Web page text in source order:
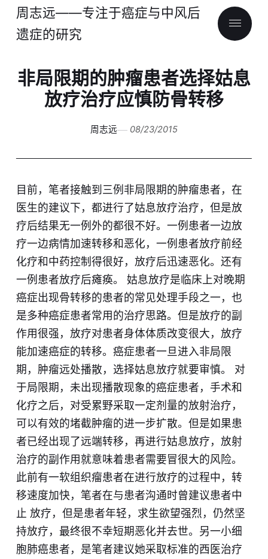
周志远——专注于癌症与中风后
遗症的研究
非局限期的肿瘤患者选择姑息
放疗治疗应慎防骨转移
周志远 08/23/2015
目前，笔者接触到三例非局限期的肿瘤患者，在
医生的建议下，都进行了姑息放疗治疗，但是放
疗后结果无一例外的都很不好。一例患者一边放
疗一边病情加速转移和恶化，一例患者放疗前经
化疗和中药控制得很好，放疗后迅速恶化。还有
一例患者放疗后瘫痪。 姑息放疗是临床上对晚期
癌症出现骨转移的患者的常见处理手段之一，也
是多种癌症患者常用的治疗思路。但是放疗的副
作用很强，放疗对患者身体体质改变很大，放疗
能加速癌症的转移。癌症患者一旦进入非局限
期，肿瘤远处播散，选择姑息放疗就要审慎。 对
于局限期，未出现播散现象的癌症患者，手术和
化疗之后，对受累野采取一定剂量的放射治疗，
可以有效的堵截肿瘤的进一步扩散。但是如果患
者已经出现了远端转移，再进行姑息放疗，放射
治疗的副作用就意味着患者需要冒很大的风险。
此前有一软组织瘤患者在进行放疗的过程中，转
移速度加快，笔者在与患者沟通时曾建议患者中
止 放疗，但是患者年轻，求生欲望强烈，仍然坚
持放疗，最终很不幸短期恶化并去世。另一小细
胞肺癌患者，是笔者建议她采取标准的西医治疗